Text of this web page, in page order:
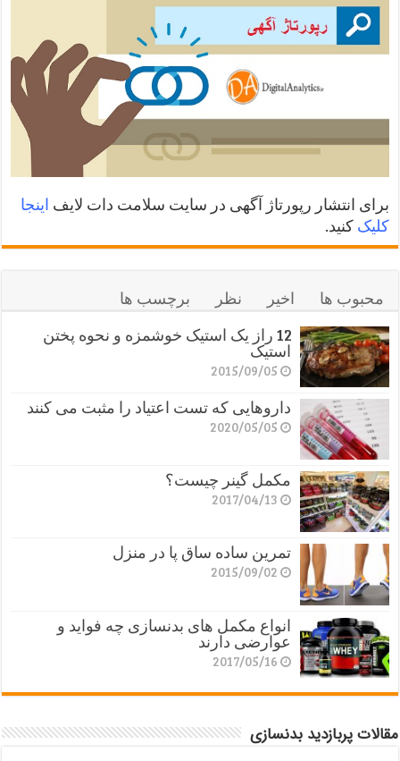
برای انتشار رپورتاژ آگهی در سایت سلامت دات لایف اینجا
کلیک کنید.
محبوب ها اخیر نظر
برچسب ها
12 راز یک استیک خوشمزه و نحوه پختن
استیک
2015/09/05
داروهایی که تست اعتیاد را مثبت می کنند
2020/05/05
مکمل گینر چیست؟
2017/04/13
تمرین ساده ساق پا در منزل
2015/09/02
انواع مکمل های بدنسازی چه فواید و
عوارضی دارند
2017/05/16
مقالات پربازدید بدنسازی